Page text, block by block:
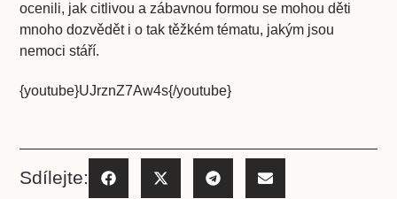
ocenili, jak citlivou a zábavnou formou se mohou děti
mnoho dozvědět i o tak těžkém tématu, jakým jsou
nemoci stáří.
{youtube}UJrznZ7Aw4s{/youtube}
Sdílejte: